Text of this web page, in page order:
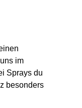
im
Sprays du
besonders